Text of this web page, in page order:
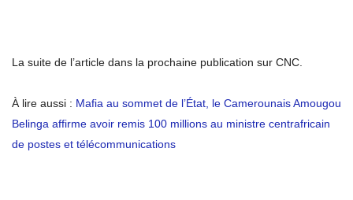
La suite de l’article dans la prochaine publication sur CNC.
À lire aussi : Mafia au sommet de l’État, le Camerounais Amougou
Belinga affirme avoir remis 100 millions au ministre centrafricain
de postes et télécommunications